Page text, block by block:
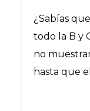
¿Sabías
todo la B y
no
hasta que